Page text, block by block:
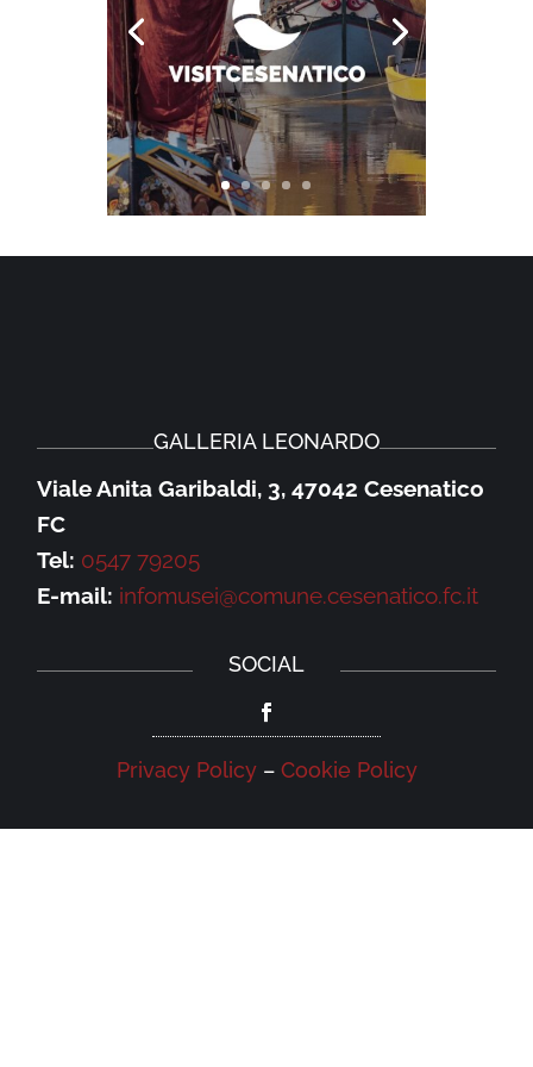
GALLERIA LEONARDO
Viale Anita Garibaldi, 3, 47042 Cesenatico
FC
Tel: 0547 79205
E-mail: infomusei@comune.cesenatico.fc.it
SOCIAL
Privacy Policy– Cookie Policy